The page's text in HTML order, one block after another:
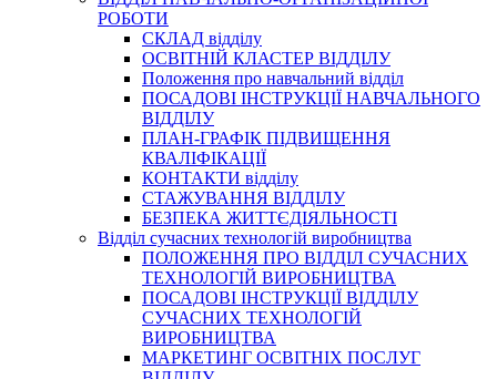
РОБОТИ
СКЛАД відділу
ОСВІТНІЙ КЛАСТЕР ВІДДІЛУ
Положення про навчальний вiддiл
ПОСАДОВІ ІНСТРУКЦІЇ НАВЧАЛЬНОГО
ВІДДІЛУ
ПЛАН-ГРАФІК ПІДВИЩЕННЯ
КВАЛІФІКАЦІЇ
КОНТАКТИ відділу
СТАЖУВАННЯ ВІДДІЛУ
БЕЗПЕКА ЖИТТЄДІЯЛЬНОСТІ
Відділ сучасних технологій виробництва
ПОЛОЖЕННЯ ПРО ВІДДІЛ СУЧАСНИХ
ТЕХНОЛОГІЙ ВИРОБНИЦТВА
ПОСАДОВІ ІНСТРУКЦІЇ ВІДДІЛУ
СУЧАСНИХ ТЕХНОЛОГІЙ
ВИРОБНИЦТВА
МАРКЕТИНГ ОСВІТНІХ ПОСЛУГ